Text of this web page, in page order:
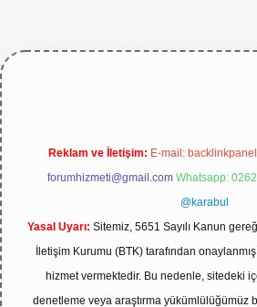
Reklam ve İletişim: E-mail:
forumhizmeti@gmail.com Whatsapp:
@karabul
Yasal Uyarı: Sitemiz, 5651 Sayılı Kanun
İletişim Kurumu (BTK) tarafından
hizmet vermektedir. Bu nedenle, sitedeki
denetleme veya araştırma yükümlülüğümüz